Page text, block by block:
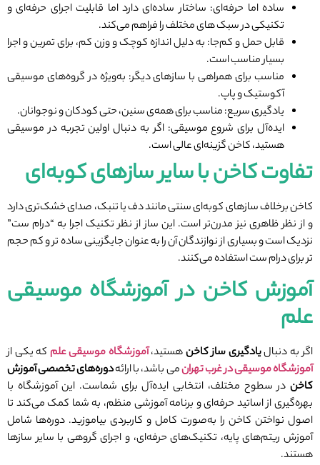
ساده اما حرفه‌ای: ساختار ساده‌ای دارد اما قابلیت اجرای حرفه‌ای و
تکنیکی در سبک‌ های مختلف را فراهم می‌کند.
قابل حمل و کم‌جا: به دلیل اندازه کوچک و وزن کم، برای تمرین و اجرا
بسیار مناسب است.
مناسب برای همراهی با سازهای دیگر: به‌ویژه در گروه‌های موسیقی
آکوستیک و پاپ.
یادگیری سریع: مناسب برای همه‌ی سنین، حتی کودکان و نوجوانان.
ایده‌آل برای شروع موسیقی: اگر به دنبال اولین تجربه در موسیقی
هستید، کاخن گزینه‌ای عالی است.
تفاوت کاخن با سایر سازهای کوبه‌ای
کاخن برخلاف سازهای کوبه‌ای سنتی مانند دف یا تنبک، صدای خشک‌تری دارد
و از نظر ظاهری نیز مدرن‌تر است. این ساز از نظر تکنیک اجرا به “درام ست”
نزدیک است و بسیاری از نوازندگان آن را به‌ عنوان جایگزینی ساده‌ تر و کم‌ حجم‌
تر برای درام ست استفاده می‌کنند.
آموزش کاخن در آموزشگاه موسیقی
علم
اگر به دنبالیادگیری ساز کاخنهستید،آموزشگاه موسیقی علم که یکی از
آموزشگاه موسیقی در غرب تهرانمی باشد، با ارائهدوره‌های تخصصی آموزش
کاخن در سطوح مختلف، انتخابی ایده‌آل برای شماست. این آموزشگاه با
بهره‌گیری از اساتید حرفه‌ای و برنامه آموزشی منظم، به شما کمک می‌کند تا
اصول نواختن کاخن را به‌صورت کامل و کاربردی بیاموزید. دوره‌ها شامل
آموزش ریتم‌های پایه، تکنیک‌های حرفه‌ای، و اجرای گروهی با سایر سازها
هستند.